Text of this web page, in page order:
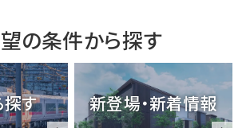
の条件から探す
探す 新登場・新着情報